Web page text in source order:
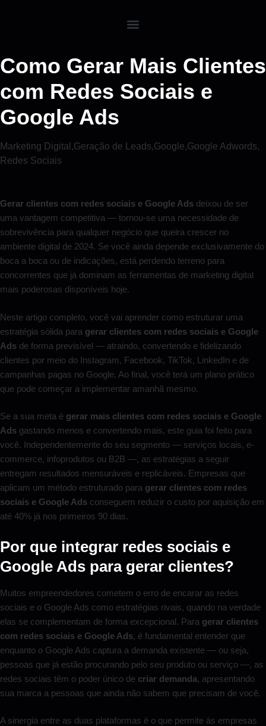
Como Gerar Mais Clientes
com Redes Sociais e
Google Ads
Marketing Digital ,Geração de Leads,Google,Google Adwords,
Redes Sociais
Gerar clientes com redes sociais e Google Ads deixou de ser
uma vantagem competitiva — tornou-se uma necessidade de
sobrevivência para qualquer negócio que queira crescer no
ambiente digital de 2024. Se você ainda depende exclusivamente do
boca a boca ou de indicações, está perdendo terreno para
concorrentes que já dominam as ferramentas de marketing digital
mais poderosas disponíveis hoje.
Neste artigo completo, você vai aprender como estruturar uma
estratégia sólida para gerar clientes com redes sociais e Google
Ads de forma previsível — atraindo, convertendo e fidelizando
clientes por meio do Instagram, Facebook, TikTok, LinkedIn e de
campanhas pagas no Google. Ao final, você terá um plano prático
que pode começar a implementar amanhã mesmo.
Se a sua meta é gerar mais clientes com redes sociais e Google
Ads gastando menos e convertendo mais, este guia foi feito para
você. Independentemente do seu segmento — serviços locais, e-
commerce, infoprodutos ou B2B —, as estratégias a seguir
entregam resultados mensuráveis e replicáveis. Empresas que
aplicam um método estruturado para gerar clientes com redes
sociais e Google Ads conseguem reduzir o custo por aquisição em
até 40% já nos primeiros 90 dias.
Por que integrar redes sociais e
Google Ads para gerar clientes?
Muitos empreendedores cometem o erro de encarar as redes
sociais e o Google Ads como estratégias rivais, quando na verdade
elas se complementam de forma excepcional. Para gerar clientes
com redes sociais e Google Ads, é fundamental entender que
enquanto o Google Ads captura a demanda existente — ou seja,
pessoas que já estão procurando pelo seu produto ou serviço —, as
redes sociais têm o poder único de criar demanda, apresentando
sua marca a pessoas que ainda não sabem que precisam de você.
A sinergia entre as duas plataformas é o que permite às empresas